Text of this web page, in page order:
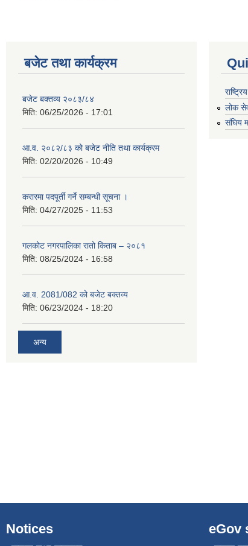
बजेट तथा कार्यक्रम
बजेट बक्तव्य २०८३/८४
मिति: 06/25/2026 - 17:01
आ.व. २०८२/८३ को बजेट नीति तथा कार्यक्रम
मिति: 02/20/2026 - 10:49
करारमा पदपूर्ती गर्ने सम्बन्धी सूचना ।
मिति: 04/27/2025 - 11:53
गलकोट नगरपालिका रातो किताब – २०८१
मिति: 08/25/2024 - 16:58
आ.व. 2081/082 को बजेट बक्तव्य
मिति: 06/23/2024 - 18:20
अन्य
लोक
संघिय
Notices eGov